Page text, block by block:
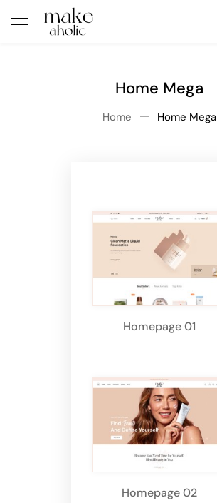
Home Mega
Home Home Mega
Homepage 01
Homepage 02